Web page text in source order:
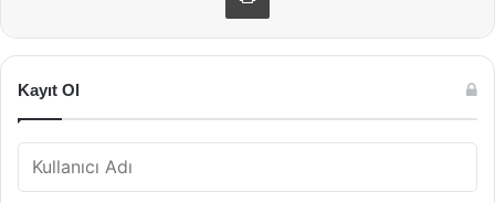
Kayıt Ol